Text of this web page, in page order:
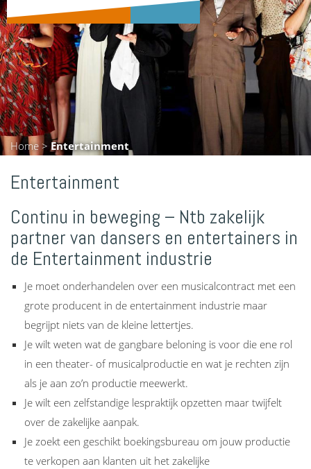
Home > Entertainment
Entertainment
Continu in beweging – Ntb zakelijk
partner van dansers en entertainers in
de Entertainment industrie
Je moet onderhandelen over een musicalcontract met een
grote producent in de entertainment industrie maar
begrijpt niets van de kleine lettertjes.
Je wilt weten wat de gangbare beloning is voor die ene rol
in een theater- of musicalproductie en wat je rechten zijn
als je aan zo’n productie meewerkt.
Je wilt een zelfstandige lespraktijk opzetten maar twijfelt
over de zakelijke aanpak.
Je zoekt een geschikt boekingsbureau om jouw productie
te verkopen aan klanten uit het zakelijke